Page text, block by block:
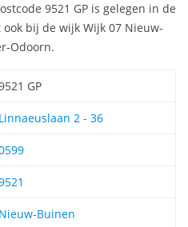
9521 GP is gelegen in de
bij de wijk Wijk 07 Nieuw-
Odoorn.
GP
Linnaeuslaan 2 - 36
Nieuw-Buinen